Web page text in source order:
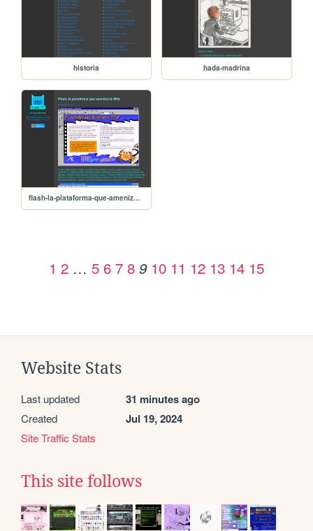
historia hada-madrina
flash-la-plataforma-que-amenizo-la-web
1 2 … 5 6 7 8 9 10 11 12 13 14 15
Website Stats
Last updated 31 minutes ago
Created Jul 19, 2024
Site Traffic Stats
This site follows